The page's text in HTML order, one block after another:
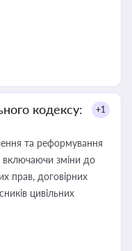
кодексу:
+1
та реформування
включаючи зміни до
прав, договірних
цивільних